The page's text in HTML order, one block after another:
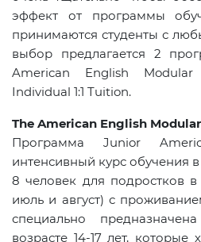
эффект от программы
принимаются студенты с
выбор предлагается 2
American
English Modular
Individual 1:1 Tuition.
The American English
Программа Junior
интенсивный курс обучения
8 человек для подростков
июль и август) с
специально
возрасте 14-17 лет, которые